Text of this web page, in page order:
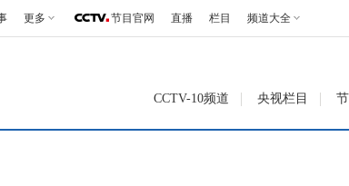
更多 节目官网 直播 栏目 频道大全
CCTV-10频道 央视栏目